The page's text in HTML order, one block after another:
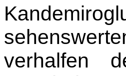
verhalfen